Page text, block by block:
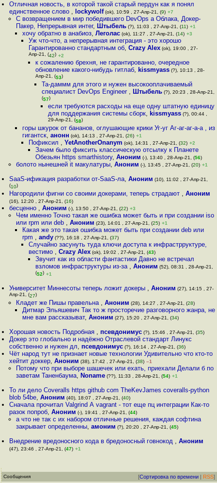
Отличная новость, в которой такой старый пердун как я понял
единственное слово , lockywolf(ok), 10:59 , 27-Апр-21, (9) +7
С возвращением в мир победившего DevOps а Облака, Докер-
Пакер, Непрерывная интег, Штыбель(?), 11:03 , 27-Апр-21, (11) +1
хочу обратно в анабиоз, Леголас(ok), 11:27 , 27-Апр-21, (14) +3
Уж что-что, а непрерывная интеграция - это хорошо
Гарантированно стандартным об,Crazy Alex (ok), 19:00 , 27-
Апр-21, (42) +2
к сожалению брехня, не гарантированно, очередное
обновление какого-нибудь гитлаб, kissmyass(?), 10:13 , 28-
Апр-21, (53)
Та-даммм для этого и нужен высокооплачиваемый
специалист DevOps Engineer , Штыбель(?), 20:23 , 28-Апр-21,
(57)
если требуются расходы на еще одну штатную единицу
для поддержания системы сборк, kissmyass (?), 00:44 ,
29-Апр-21, (58)
горы шкурок от бананов, оглушающие крики Уг-уг Аг-аг-аг-а-а , из
гигантск, анонн (ok), 14:13 , 27-Апр-21, (26) +1
Пофиксил ,YetAnotherOnanym (ok), 14:31 , 27-Апр-21, (32) +2
Зачем было фиксить классическую отсылку к Планете
Обезьян https smarthistory, Аноним (-), 13:40 , 28-Апр-21, (56)
болото нынешней it макулатуры, Аноним (-), 13:45 , 27-Апр-21, (20) +1
SaaS-ификация разработки от-SaaS-ла,Аноним (10), 11:02 , 27-Апр-21,
(10)
Нагородили фигни со своими докерами, теперь страдают ,Аноним
(16), 12:20 , 27-Апр-21, (16)
бесценно ,Аноним (-), 13:50 , 27-Апр-21, (22) +3
Чем именно Точно такая же ошибка может быть и при создании iso
или rpm или deb , Аноним (23), 14:01 , 27-Апр-21, (25) +1
Какая же это такая ошибка может быть при создании deb или
rpm , andy(??), 16:18 , 27-Апр-21, (37)
Случайно засунуть туда ключи доступа к инфрастрруктуре,
вестимо ,Crazy Alex (ok), 19:02 , 27-Апр-21, (43)
Звучит как из области фантастики Давно не встречал
взломов инфраструктуры из-за , Аноним (52), 08:31 , 28-Апр-21,
(52) +1
Университет Миннесоты теперь ложит докеры ,Аноним (27), 14:15 , 27-
Апр-21, (27)
Кладет же Пишы правельна , Аноним (28), 14:27 , 27-Апр-21, (28)
Дитмар Эльяшевич Так то ж просторечие разговорного жанра, не
мне вам рассказыват, Аноним (27), 15:20 , 27-Апр-21, (34)
Хорошая новость Подробная , псевдонимус (?), 15:46 , 27-Апр-21, (35)
Докер это глобально и надёжно Отраслевой стандарт Линукс
собственно и нужен дл, псевдонимус (?), 16:14 , 27-Апр-21, (36)
Чёт народ тут не признает новые технологии Удивительно что кто-то
хейтит доккер,Аноним (38), 17:42 , 27-Апр-21, (38) –1
Потому что при выборе шашечек или ехать, приехали Делали б по
заветам Таненбаума, Noname(??), 11:33 , 28-Апр-21, (54) +1
То ли дело Coveralls https github com TheKevJames coveralls-python
blob 54be,Аноним (40), 18:07 , 27-Апр-21, (40)
Сначала прочитал Valgrind А vagrant - тот еще пц интеграции Как-то
разок попроб,Аноним (-), 19:41 , 27-Апр-21, (44)
а что не так с их набором отличные решения, каждая софтина
закрывает определенны, амоним (?), 20:20 , 27-Апр-21, (45)
Внедрение вредоносного кода в бредоносный говнокод ,Аноним
(47), 23:46 , 27-Апр-21, (47) +1
Сообщения [Сортировка по времени | RSS]